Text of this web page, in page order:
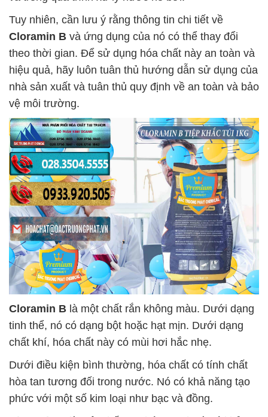
Tuy nhiên, cần lưu ý rằng thông tin chi tiết về
Cloramin B và ứng dụng của nó có thể thay đổi
theo thời gian. Để sử dụng hóa chất này an toàn và
hiệu quả, hãy luôn tuân thủ hướng dẫn sử dụng của
nhà sản xuất và tuân thủ quy định về an toàn và bảo
vệ môi trường.
Cloramin B là một chất rắn không màu. Dưới dạng
tinh thể, nó có dạng bột hoặc hạt mịn. Dưới dạng
chất khí, hóa chất này có mùi hơi hắc nhẹ.
Dưới điều kiện bình thường, hóa chất có tính chất
hòa tan tương đối trong nước. Nó có khả năng tạo
phức với một số kim loại như bạc và đồng.